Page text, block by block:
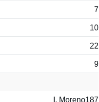
7
10
22
9
I. Moreno187